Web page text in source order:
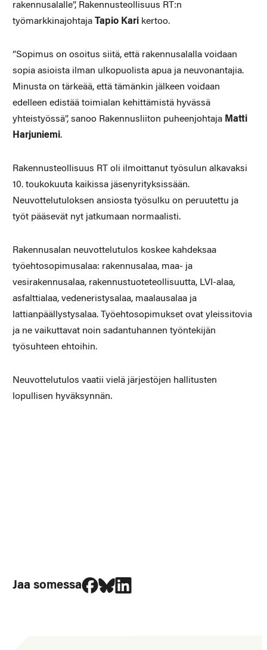
rakennusalalle”, Rakennusteollisuus RT:n
työmarkkinajohtaja Tapio Karikertoo.
”Sopimus on osoitus siitä, että rakennusalalla voidaan
sopia asioista ilman ulkopuolista apua ja neuvonantajia.
Minusta on tärkeää, että tämänkin jälkeen voidaan
edelleen edistää toimialan kehittämistä hyvässä
yhteistyössä”, sanoo Rakennusliiton puheenjohtaja Matti
Harjuniemi.
Rakennusteollisuus RT oli ilmoittanut työsulun alkavaksi
10. toukokuuta kaikissa jäsenyrityksissään.
Neuvottelutuloksen ansiosta työsulku on peruutettu ja
työt pääsevät nyt jatkumaan normaalisti.
Rakennusalan neuvottelutulos koskee kahdeksaa
työehtosopimusalaa: rakennusalaa, maa- ja
vesirakennusalaa, rakennustuoteteollisuutta, LVI-alaa,
asfalttialaa, vedeneristysalaa, maalausalaa ja
lattianpäällystysalaa. Työehtosopimukset ovat yleissitovia
ja ne vaikuttavat noin sadantuhannen työntekijän
työsuhteen ehtoihin.
Neuvottelutulos vaatii vielä järjestöjen hallitusten
lopullisen hyväksynnän.
Jaa somessa
Jaa Facebookissa
Jaa Blueskyssa
Jaa LinkedIn:ssä